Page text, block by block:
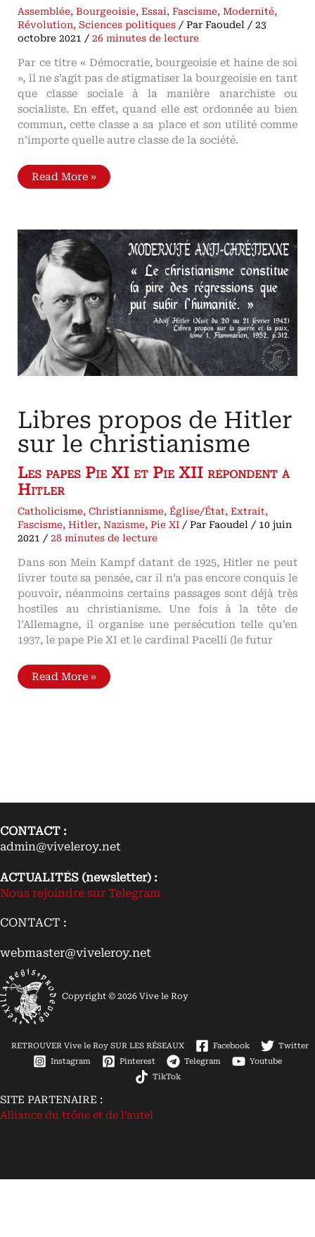
Assemblée,Bourgeoisie,Essai,Fascisme,Modernité,
Révolution,Sciences politiques / ParFaoudel /23
octobre 2021 /26 minutes de lecture
Par ce titre « Démocratie, bourgeoisie et haine de soi
», il ne s’agit pas de stigmatiser la bourgeoisie en tant
que classe sociale à la manière anarchiste ou
socialiste. En effet, quand elle est ordonnée au bien
commun, cette classe a sa place et son utilité comme
n’importe quelle autre classe de la société.
Démocratie,
bourgeoisie
soi
Commentaires
de
Léo
Ferré,
François
Furet
et
Hannah
Arendt
Read More »
Libres propos de Hitler
sur le christianisme
Les papes Pie XI et Pie XII répondent à
Hitler
Catholicisme,Christiannisme,Église/État,Extrait,
Fascisme,Hitler,Nazisme,Pie XI / ParFaoudel / 10 juin
2021 /28 minutes de lecture
Dans son Mein Kampf datant de 1925, Hitler ne peut
livrer toute sa pensée, car il n’a pas encore conquis le
pouvoir, néanmoins certains passages sont déjà très
hostiles au christianisme. Une fois à la tête de
l’Allemagne, il organise une persécution telle qu’en
1937, le pape Pie XI et le cardinal Pacelli (le futur
Libres
propos
XII
Hitler
Read More »
CONTACT :
admin@viveleroy.net
ACTUALITÉS (newsletter) :
Nous rejoindre sur Telegram
CONTACT :
webmaster@viveleroy.net
Copyright © 2026 Vive le Roy
RETROUVER Vive le Roy SUR LES RÉSEAUX Facebook
Twitter
Instagram
Pinterest Telegram
Youtube
TikTok
SITE PARTENAIRE :
Alliance du trône et de l'autel